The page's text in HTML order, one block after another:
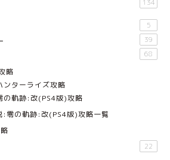
134
5
39
68
略
ンターライズ攻略
軌跡:改(PS4版)攻略
:零の軌跡:改(PS4版)攻略一覧
22